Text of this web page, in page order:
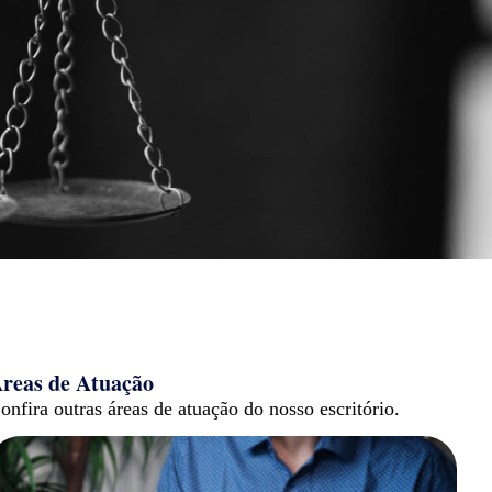
de Atuação
outras áreas de atuação do nosso escritório.